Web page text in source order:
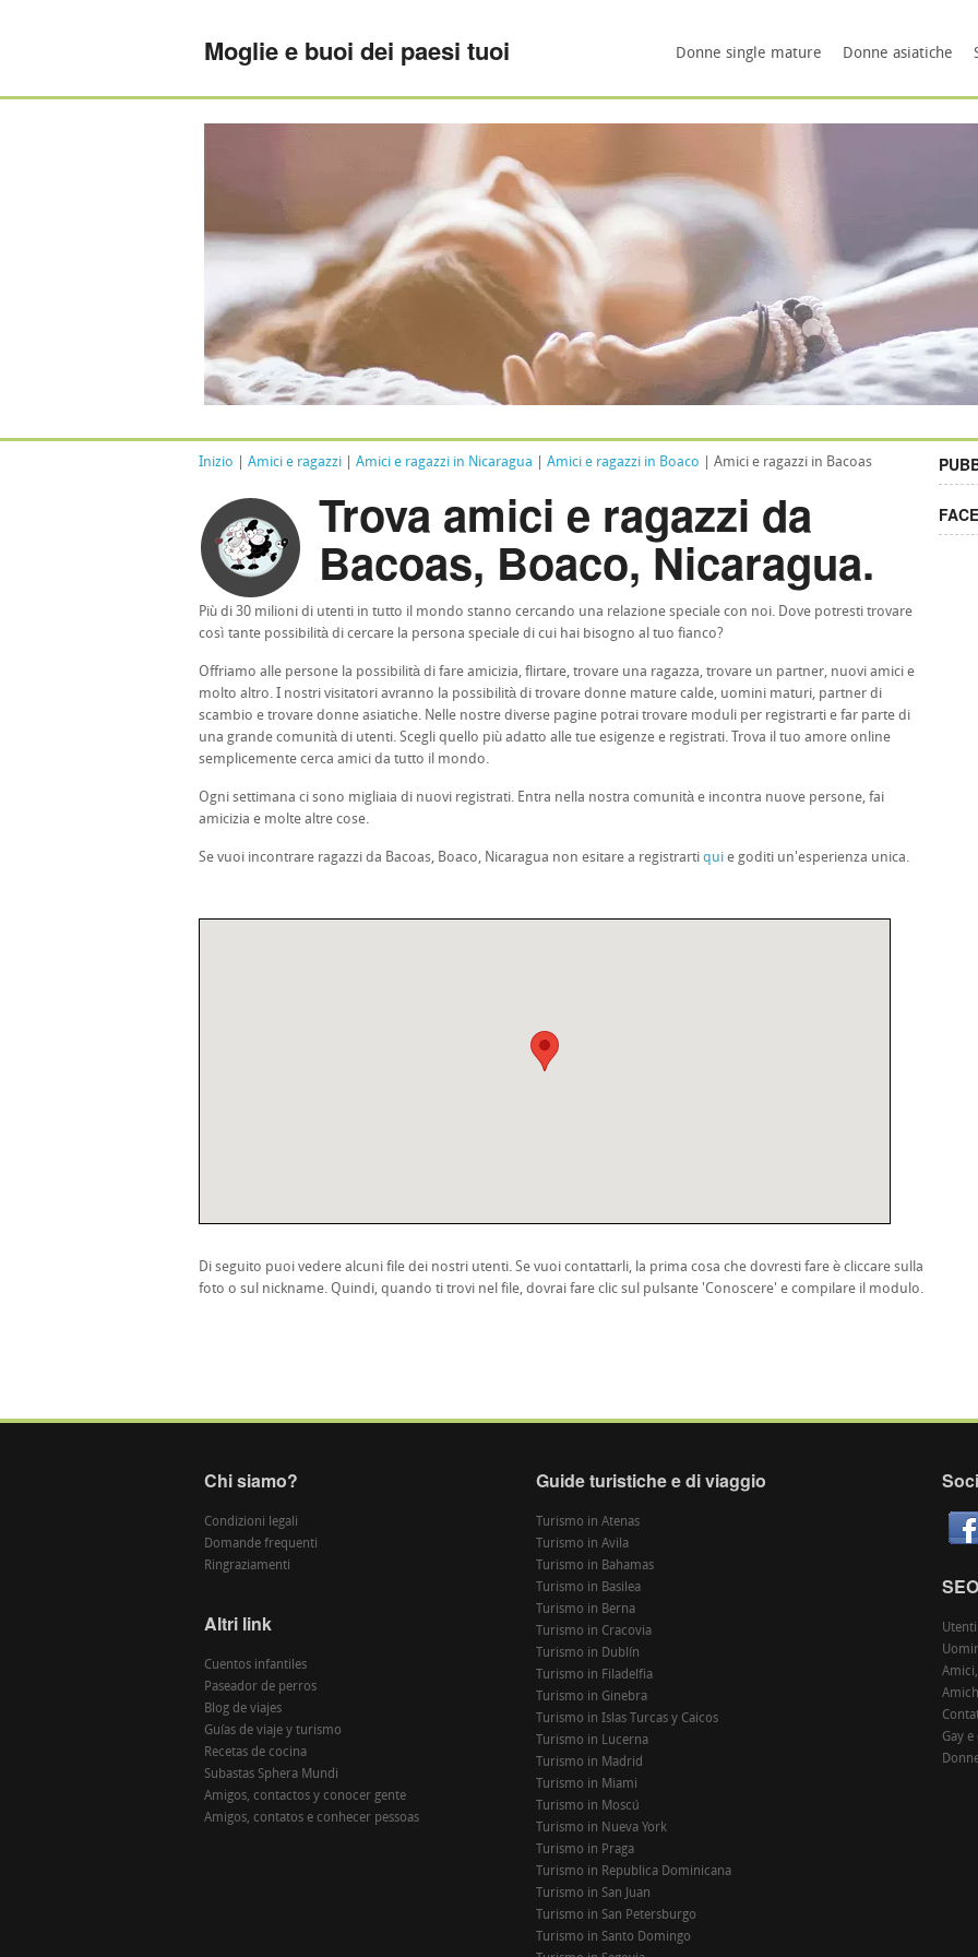
Moglie e buoi dei paesi tuoi Donne single mature Donne asiatiche
Inizio Amici e ragazzi Amici e ragazzi in Nicaragua Amici e ragazzi in Boaco | Amici e ragazzi in Bacoas
Trova amici e ragazzi da
Bacoas, Boaco, Nicaragua.
Più di 30 milioni di utenti in tutto il mondo stanno cercando una relazione speciale con noi. Dove potresti trovare
così tante possibilità di cercare la persona speciale di cui hai bisogno al tuo fianco?
Offriamo alle persone la possibilità di fare amicizia, flirtare, trovare una ragazza, trovare un partner, nuovi amici e
molto altro. I nostri visitatori avranno la possibilità di trovare donne mature calde, uomini maturi, partner di
scambio e trovare donne asiatiche. Nelle nostre diverse pagine potrai trovare moduli per registrarti e far parte di
una grande comunità di utenti. Scegli quello più adatto alle tue esigenze e registrati. Trova il tuo amore online
semplicemente cerca amici da tutto il mondo.
Ogni settimana ci sono migliaia di nuovi registrati. Entra nella nostra comunità e incontra nuove persone, fai
amicizia e molte altre cose.
Se vuoi incontrare ragazzi da Bacoas, Boaco, Nicaragua non esitare a registrarti qui e goditi un'esperienza unica.
Di seguito puoi vedere alcuni file dei nostri utenti. Se vuoi contattarli, la prima cosa che dovresti fare è cliccare sulla
foto o sul nickname. Quindi, quando ti trovi nel file, dovrai fare clic sul pulsante 'Conoscere' e compilare il modulo.
Chi siamo?
Condizioni legali
Domande frequenti
Ringraziamenti
Altri link
Cuentos infantiles
Paseador de perros
Blog de viajes
Guías de viaje y turismo
Recetas de cocina
Subastas Sphera Mundi
Amigos, contactos y conocer gente
Amigos, contatos e conhecer pessoas
Guide turistiche e di viaggio
Turismo in Atenas
Turismo in Avila
Turismo in Bahamas
Turismo in Basilea
Turismo in Berna
Turismo in Cracovia
Turismo in Dublín
Turismo in Filadelfia
Turismo in Ginebra
Turismo in Islas Turcas y Caicos
Turismo in Lucerna
Turismo in Madrid
Turismo in Miami
Turismo in Moscú
Turismo in Nueva York
Turismo in Praga
Turismo in Republica Dominicana
Turismo in San Juan
Turismo in San Petersburgo
Turismo in Santo Domingo
SEO
Utenti
Gay e